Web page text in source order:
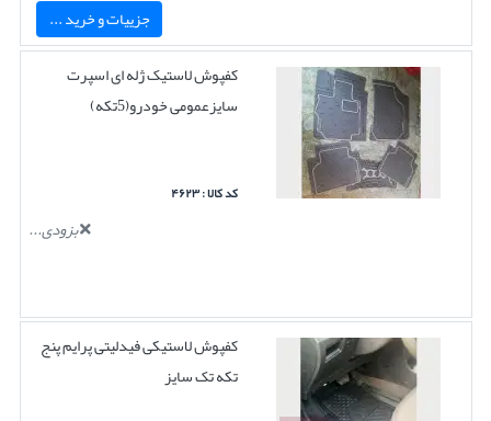
جزییات و خرید ...
کفپوش لاستیک ژله ای اسپرت
سایزعمومی خودرو(5تکه)
کد کالا : ۴۶۲۳
بزودی...
کفپوش لاستیکی فیدلیتی پرایم پنج
تکه تک سایز